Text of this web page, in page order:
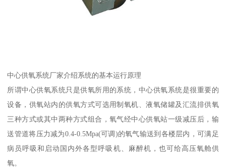
中心供氧系统厂家介绍系统的基本运行原理
所谓中心供氧系统只是供氧所用的系统，中心供氧系统是很重要的
设备，供氧站内的供氧方式可选用制氧机、液氧储罐及汇流排供氧
三种方式或其中两种方式组合，氧气经中心供氧站一级减压后，输
送管道将压力减为0.4-0.5Mpa(可调)的氧气输送到各楼层内，可满足
病员呼吸和启动国内外各型呼吸机、麻醉机，也可给高压氧舱供
氧。